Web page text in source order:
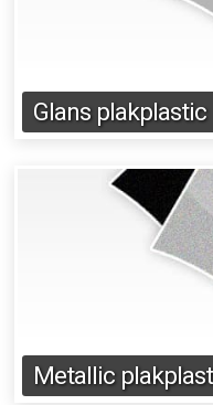
Glans plakplastic
Metallic